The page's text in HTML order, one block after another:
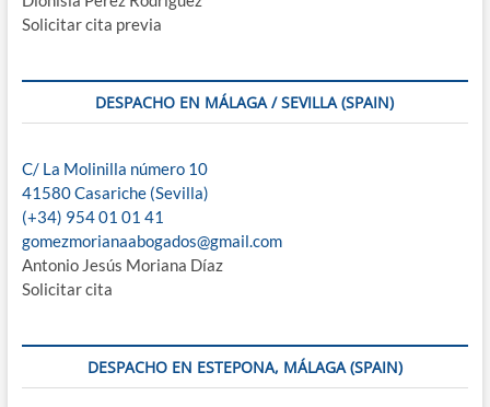
Solicitar cita previa
DESPACHO EN MÁLAGA / SEVILLA (SPAIN)
C/ La Molinilla número 10
41580 Casariche (Sevilla)
(+34) 954 01 01 41
gomezmorianaabogados@gmail.com
Antonio Jesús Moriana Díaz
Solicitar cita
DESPACHO EN ESTEPONA, MÁLAGA (SPAIN)